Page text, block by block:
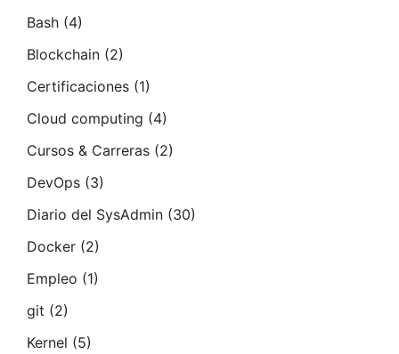
Bash (4)
Blockchain (2)
Certificaciones (1)
Cloud computing (4)
Cursos & Carreras (2)
DevOps (3)
Diario del SysAdmin (30)
Docker (2)
Empleo (1)
git (2)
Kernel (5)